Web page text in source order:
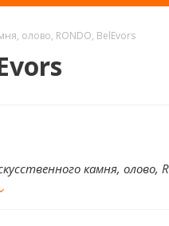
олово, RONDO, BelEvors
камня, олово,